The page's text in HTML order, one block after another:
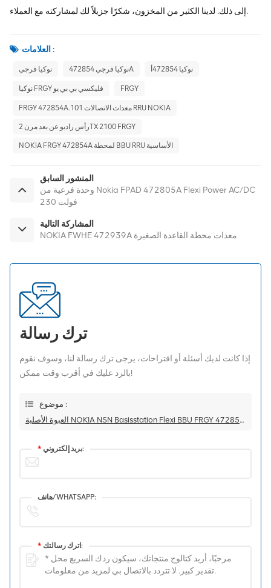
إلى ذلك. لدينا الكثير من المخزون، شكرًا جزيلاً لك لمشاركته مع العملاء.
العلامات :
نوكيا فرجي نوكيا فرجي 472854A نوكيا 472854أ
نوكيا FRGY فليكسي بي بي يو FRGY
FRGY 472854A.101 معدات الاتصالات RRU NOKIA
رأس راديو عن بعد مرن 2TX 2100 FRGY
NOKIA FRGY 472854A لمحطة BBU RRU الأساسية
المنشور السابق
وحدة فرعية من Nokia FPAD 472805A Flexi Power AC/DC
230 فولت
المشاركة التالية
NOKIA FWHE 472939A معدات محطة القاعدة الصغيرة
ترك رسالة
إذا كانت لديك أسئلة أو اقتراحات، يرجى ترك رسالة لنا، وسوف نقوم
بالرد عليك في أقرب وقت ممكن!
موضوع :
العبوة الأصلية NOKIA NSN Basisstation Flexi BBU FRGY 472854A
* بريد إلكتروني:
هاتف/WHATSAPP:
* اترك رسالتك: